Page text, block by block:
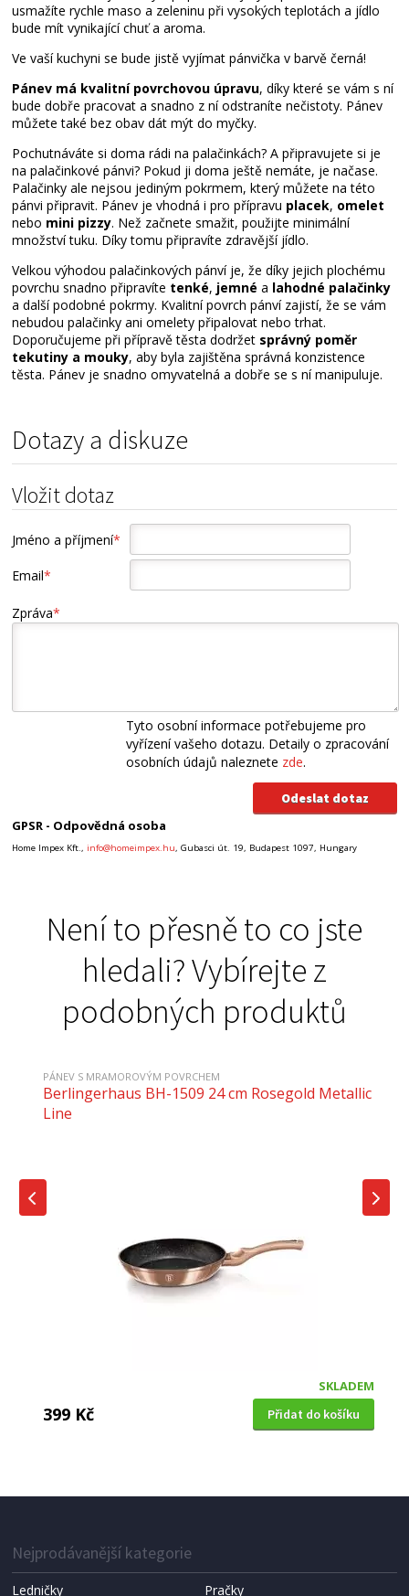
usmažíte rychle maso a zeleninu při vysokých teplotách a jídlo
bude mít vynikající chuť a aroma.
Ve vaší kuchyni se bude jistě vyjímat pánvička v barvě černá!
Pánev má kvalitní povrchovou úpravu, díky které se vám s ní
bude dobře pracovat a snadno z ní odstraníte nečistoty. Pánev
můžete také bez obav dát mýt do myčky.
Pochutnáváte si doma rádi na palačinkách? A připravujete si je
na palačinkové pánvi? Pokud ji doma ještě nemáte, je načase.
Palačinky ale nejsou jediným pokrmem, který můžete na této
pánvi připravit. Pánev je vhodná i pro přípravu placek, omelet
nebo mini pizzy. Než začnete smažit, použijte minimální
množství tuku. Díky tomu připravíte zdravější jídlo.
Velkou výhodou palačinkových pánví je, že díky jejich plochému
povrchu snadno připravíte tenké, jemné a lahodné palačinky
a další podobné pokrmy. Kvalitní povrch pánví zajistí, že se vám
nebudou palačinky ani omelety připalovat nebo trhat.
Doporučujeme při přípravě těsta dodržet správný poměr
tekutiny a mouky, aby byla zajištěna správná konzistence
těsta. Pánev je snadno omyvatelná a dobře se s ní manipuluje.
Dotazy a diskuze
Vložit dotaz
Jméno a příjmení*
Email*
Zpráva*
Tyto osobní informace potřebujeme pro
vyřízení vašeho dotazu. Detaily o zpracování
osobních údajů naleznete zde.
GPSR - Odpovědná osoba
Home Impex Kft., info@homeimpex.hu, Gubasci út. 19, Budapest 1097, Hungary
Není to přesně to co jste
hledali? Vybírejte z
podobných produktů
PÁNEV S MRAMOROVÝM POVRCHEM
Berlingerhaus BH-1509 24 cm Rosegold Metallic
Line
SKLADEM
399 Kč Přidat do košíku
Berlingerhaus BH-6184 24 cm Black Rose
Nejprodávanější kategorie
Ledničky Pračky